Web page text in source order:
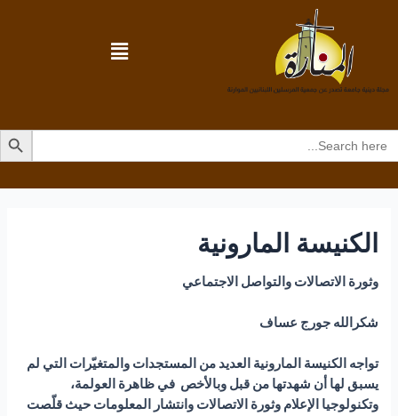
Search
for:
Search Button
الكنيسة المارونية
وثورة الاتصالات والتواصل الاجتماعي
شكرالله جورج عساف
تواجه الكنيسة المارونية العديد من المستجدات والمتغيرات التي لم
يسبق لها أن شهدتها من قبل وبالأخص في ظاهرة العولمة،
وتكنولوجيا الإعلام وثورة الاتصالات وانتشار المعلومات حيث قلّصت